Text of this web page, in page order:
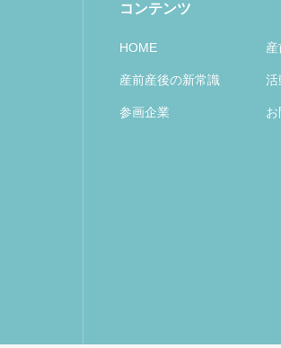
コンテンツ
HOME
産前産後の新常識 活
参画企業